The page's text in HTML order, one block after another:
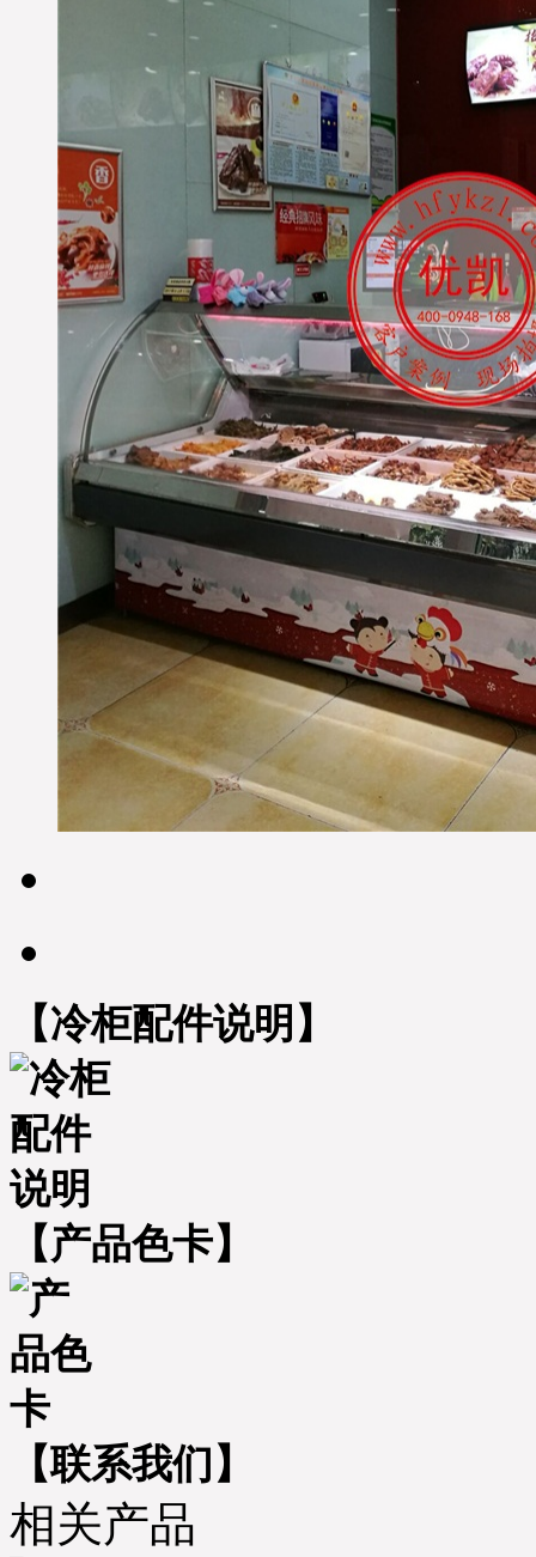
【冷柜配件说明】
【产品色卡】
【联系我们】
相关产品